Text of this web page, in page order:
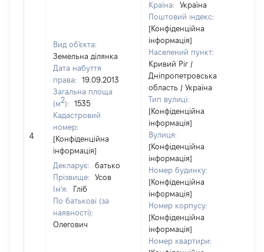
4
Вид об'єкта:
Земельна ділянка
Дата набуття
права:
19.09.2013
Загальна площа
(м2):
1535
Кадастровий
номер:
[Конфіденційна
інформація]
Декларує:
батько
Прізвище:
Усов
Ім'я:
Гліб
По батькові (за
наявності):
Олегович
Країна:
Україна
Поштовий індекс:
[Конфіденційна
інформація]
Населений пункт:
Кривий Ріг /
Дніпропетровська
область / Україна
Тип вулиці:
[Конфіденційна
інформація]
Вулиця:
[Конфіденційна
інформація]
Номер будинку:
[Конфіденційна
інформація]
Номер корпусу:
[Конфіденційна
інформація]
Номер квартири: